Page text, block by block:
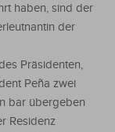
haben, sind der
der
Präsidenten,
Peña zwei
bar übergeben
Residenz